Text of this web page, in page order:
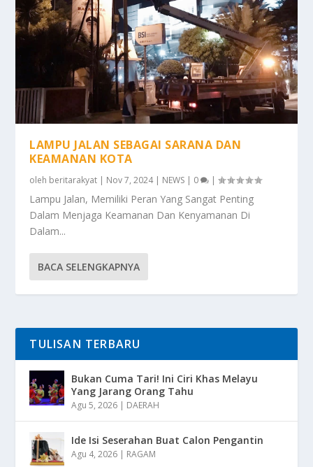
LAMPU JALAN SEBAGAI SARANA DAN
KEAMANAN KOTA
oleh beritarakyat Nov 7, 2024| NEWS 0 |
Lampu Jalan, Memiliki Peran Yang Sangat Penting
Dalam Menjaga Keamanan Dan Kenyamanan Di
Dalam...
BACA SELENGKAPNYA
TULISAN TERBARU
Bukan Cuma Tari! Ini Ciri Khas Melayu
Yang Jarang Orang Tahu
Agu 5, 2026 DAERAH
Ide Isi Seserahan Buat Calon Pengantin
Agu 4, 2026 RAGAM